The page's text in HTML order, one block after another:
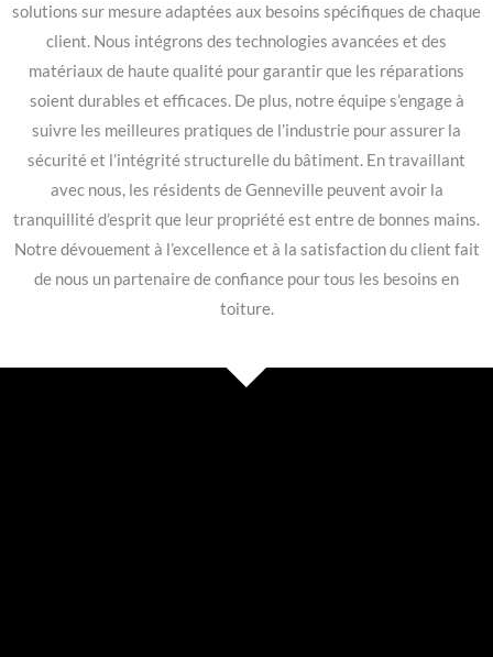
solutions sur mesure adaptées aux besoins spécifiques de chaque
client. Nous intégrons des technologies avancées et des
matériaux de haute qualité pour garantir que les réparations
soient durables et efficaces. De plus, notre équipe s’engage à
suivre les meilleures pratiques de l’industrie pour assurer la
sécurité et l’intégrité structurelle du bâtiment. En travaillant
avec nous, les résidents de Genneville peuvent avoir la
tranquillité d’esprit que leur propriété est entre de bonnes mains.
Notre dévouement à l’excellence et à la satisfaction du client fait
de nous un partenaire de confiance pour tous les besoins en
toiture.